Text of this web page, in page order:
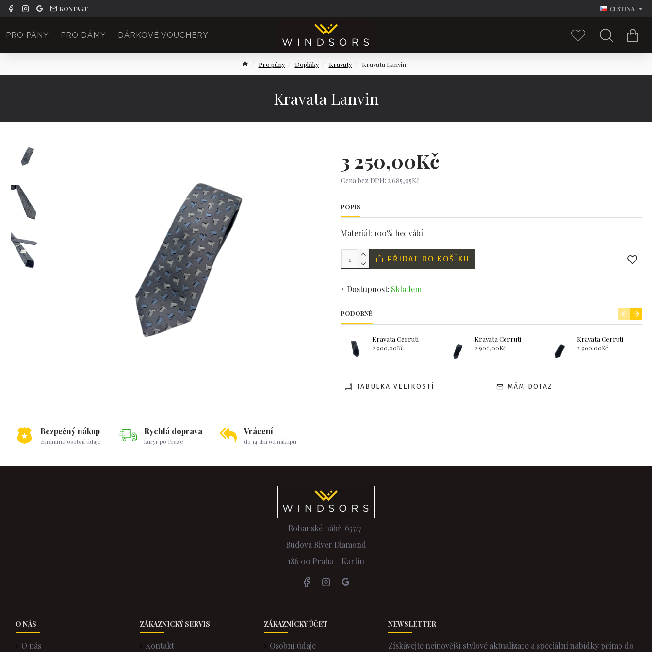
KONTAKT ČEŠTINA
PRO PÁNY PRO DÁMY DÁRKOVÉ VOUCHERY
Pro pány Doplňky Kravaty Kravata Lanvin
Kravata Lanvin
Bezpečný nákup
chránime osobní údaje
Rychlá doprava
kurýr po Praze
Vrácení
do 14 dní od nákupu
Dostupnost: Skladem
3 250,00Kč
Cena bez DPH: 2 685,95Kč
PŘIDAT DO KOŠÍKU
POPIS
Materiál: 100% hedvábí
PODOBNÉ
Kravata Cerruti
2 900,00Kč
Kravata Cerruti
2 900,00Kč
Kravata Cerruti
2 900,00Kč
TABULKA VELIKOSTÍ MÁM DOTAZ
Rohanské nábř. 657/7
Budova River Diamond
186 00 Praha - Karlín
O NÁS
O nás
ZÁKAZNICKÝ SERVIS
Kontakt
ZÁKAZNÍCKY ÚČET
Osobní údaje
NEWSLETTER
Získávejte nejnovější stylové aktualizace a speciální nabídky přímo do